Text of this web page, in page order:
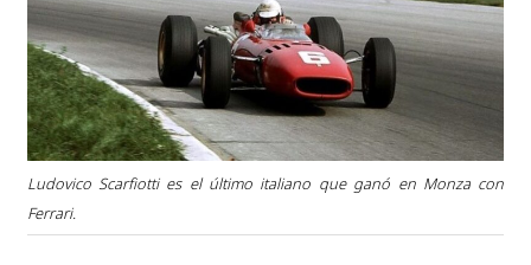
Ludovico Scarfiotti es el último italiano que ganó en Monza con
Ferrari.